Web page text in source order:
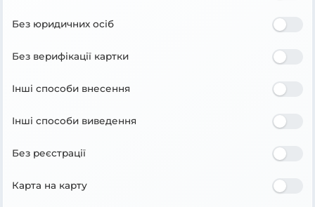
Без юридичних осіб
Без верифікації картки
Інші способи внесення
Інші способи виведення
Без реєстрації
Карта на карту